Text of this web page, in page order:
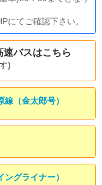
にてご確認下さい。
バスはこちら
)
（金太郎号）
グライナー）